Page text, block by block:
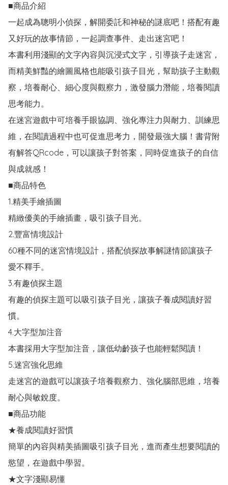
■商品介紹
一起成為聰明小偵探，解開委託和神秘的謎底吧！搭配有趣
又好玩的故事情節，一起調查事件、走出迷宮吧！
本書利用淺顯的文字內容與沉浸式文字，引導孩子走迷宮，
而精美鮮豔的繪圖風格也能吸引孩子目光，幫助孩子主動觀
察，培養耐心、細心度與觀察力，激發腦力潛能，培養閱讀
思考能力。
在迷宮遊戲中可培養手眼協調、強化專注力與耐力、訓練思
維，在閱讀過程中也可促進思考力，開發最強大腦！書背附
有解答QRcode，可以讓孩子對答案，同時促進孩子的自信
與成就感！
■商品特色
1.精美手繪插圖
精緻優美的手繪插畫，吸引孩子目光。
2.豐富情境設計
60種不同的迷宮情境設計，搭配偵探故事解謎情節讓孩子
愛不釋手。
3.有趣偵探主題
有趣的偵探主題可以吸引孩子目光，讓孩子養成閱讀好習
慣。
4.大字型加注音
本書採用大字型加注音，讓低幼齡孩子也能輕鬆閱讀！
5.迷宮強化思維
走迷宮的遊戲可以讓孩子培養觀察力、強化腦部思維，培養
耐心與敏銳度。
■商品功能
★養成閱讀好習慣
簡單的內容與精美插圖吸引孩子目光，進而產生想要閱讀的
慾望，在遊戲中學習。
★文字淺顯易懂